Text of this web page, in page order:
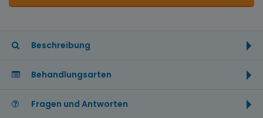
Beschreibung
Behandlungsarten
Fragen und Antworten